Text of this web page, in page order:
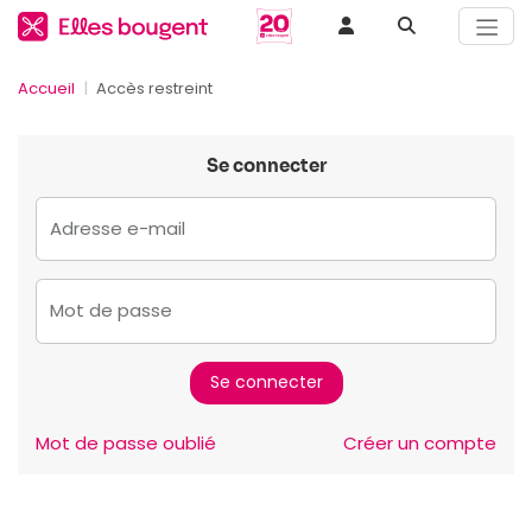
Accueil Accès restreint
Se connecter
Adresse e-mail
Mot de passe
Mot de passe oublié Créer un compte